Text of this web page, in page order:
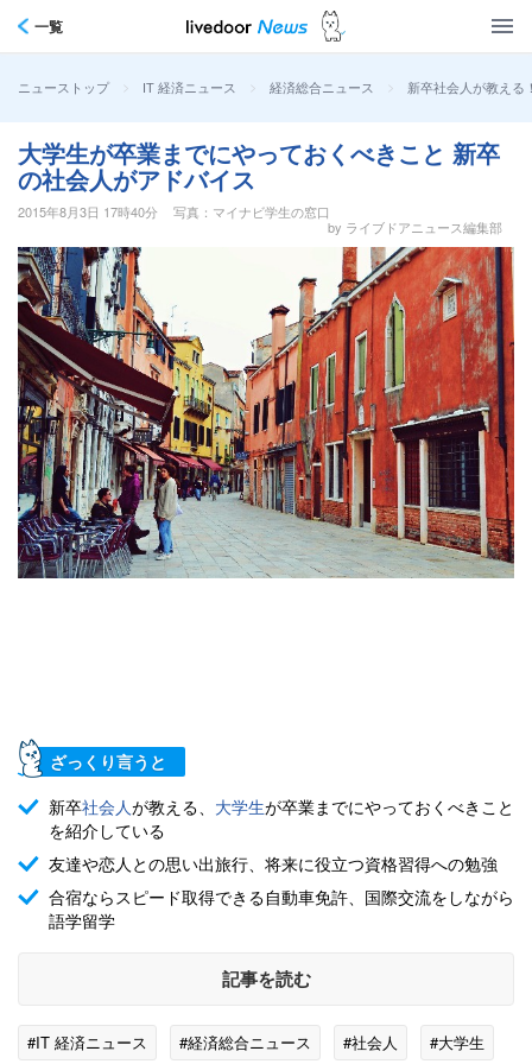
一覧
ニューストップ > IT 経済ニュース > 経済総合ニュース > 新卒社会人が教える
大学生が卒業までにやっておくべきこと 新卒
の社会人がアドバイス
2015年8月3日 17時40分
写真：マイナビ学生の窓口
by ライブドアニュース編集部
ざっくり言うと
新卒社会人が教える、 大学生が卒業までにやっておくべきこと
を紹介している
友達や恋人との思い出旅行、将来に役立つ資格習得への勉強
合宿ならスピード取得できる自動車免許、国際交流をしながら
語学留学
記事を読む
#IT 経済ニュース #経済総合ニュース #社会人
#大学生